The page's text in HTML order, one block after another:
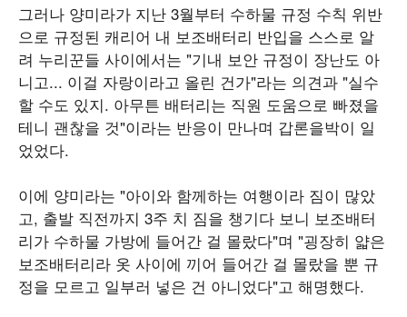
그러나 양미라가 지난 3월부터 수하물 규정 수칙 위반
으로 규정된 캐리어 내 보조배터리 반입을 스스로 알
려 누리꾼들 사이에서는 "기내 보안 규정이 장난도 아
니고... 이걸 자랑이라고 올린 건가"라는 의견과 "실수
할 수도 있지. 아무튼 배터리는 직원 도움으로 빠졌을
테니 괜찮을 것"이라는 반응이 만나며 갑론을박이 일
었었다.
이에 양미라는 "아이와 함께하는 여행이라 짐이 많았
고, 출발 직전까지 3주 치 짐을 챙기다 보니 보조배터
리가 수하물 가방에 들어간 걸 몰랐다"며 "굉장히 얇은
보조배터리라 옷 사이에 끼어 들어간 걸 몰랐을 뿐 규
정을 모르고 일부러 넣은 건 아니었다"고 해명했다.